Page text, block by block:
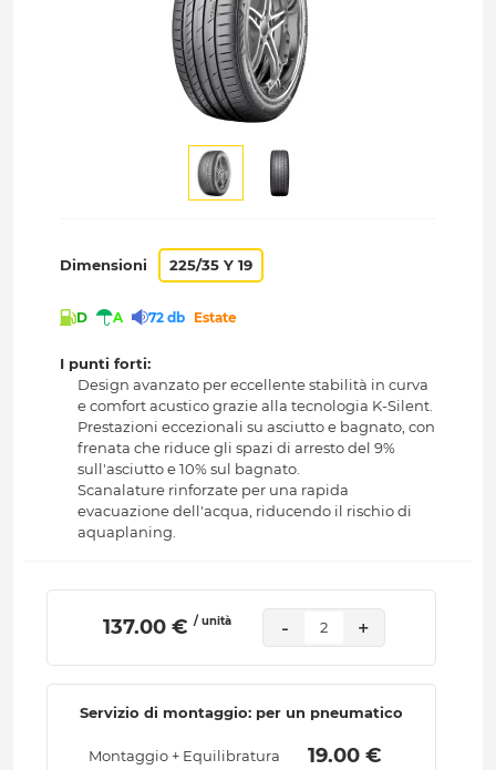
Dimensioni 225/35 Y 19
D A 72 db Estate
I punti forti:
Design avanzato per eccellente stabilità in curva
e comfort acustico grazie alla tecnologia K-Silent.
Prestazioni eccezionali su asciutto e bagnato, con
frenata che riduce gli spazi di arresto del 9%
sull'asciutto e 10% sul bagnato.
Scanalature rinforzate per una rapida
evacuazione dell'acqua, riducendo il rischio di
aquaplaning.
137.00 € / unità - 2 +
Servizio di montaggio: per un pneumatico
Montaggio + Equilibratura 19.00 €